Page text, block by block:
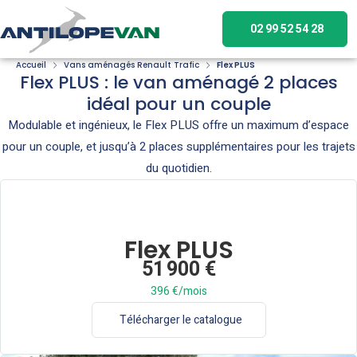
02 99 52 54 28
Accueil Vans aménagés Renault Trafic Flex PLUS
Flex PLUS : le van aménagé 2 places
idéal pour un couple
Modulable et ingénieux, le Flex PLUS offre un maximum d’espace
pour un couple, et jusqu’à 2 places supplémentaires pour les trajets
du quotidien.
Flex PLUS
51 900 €
396 €/mois
Télécharger le catalogue